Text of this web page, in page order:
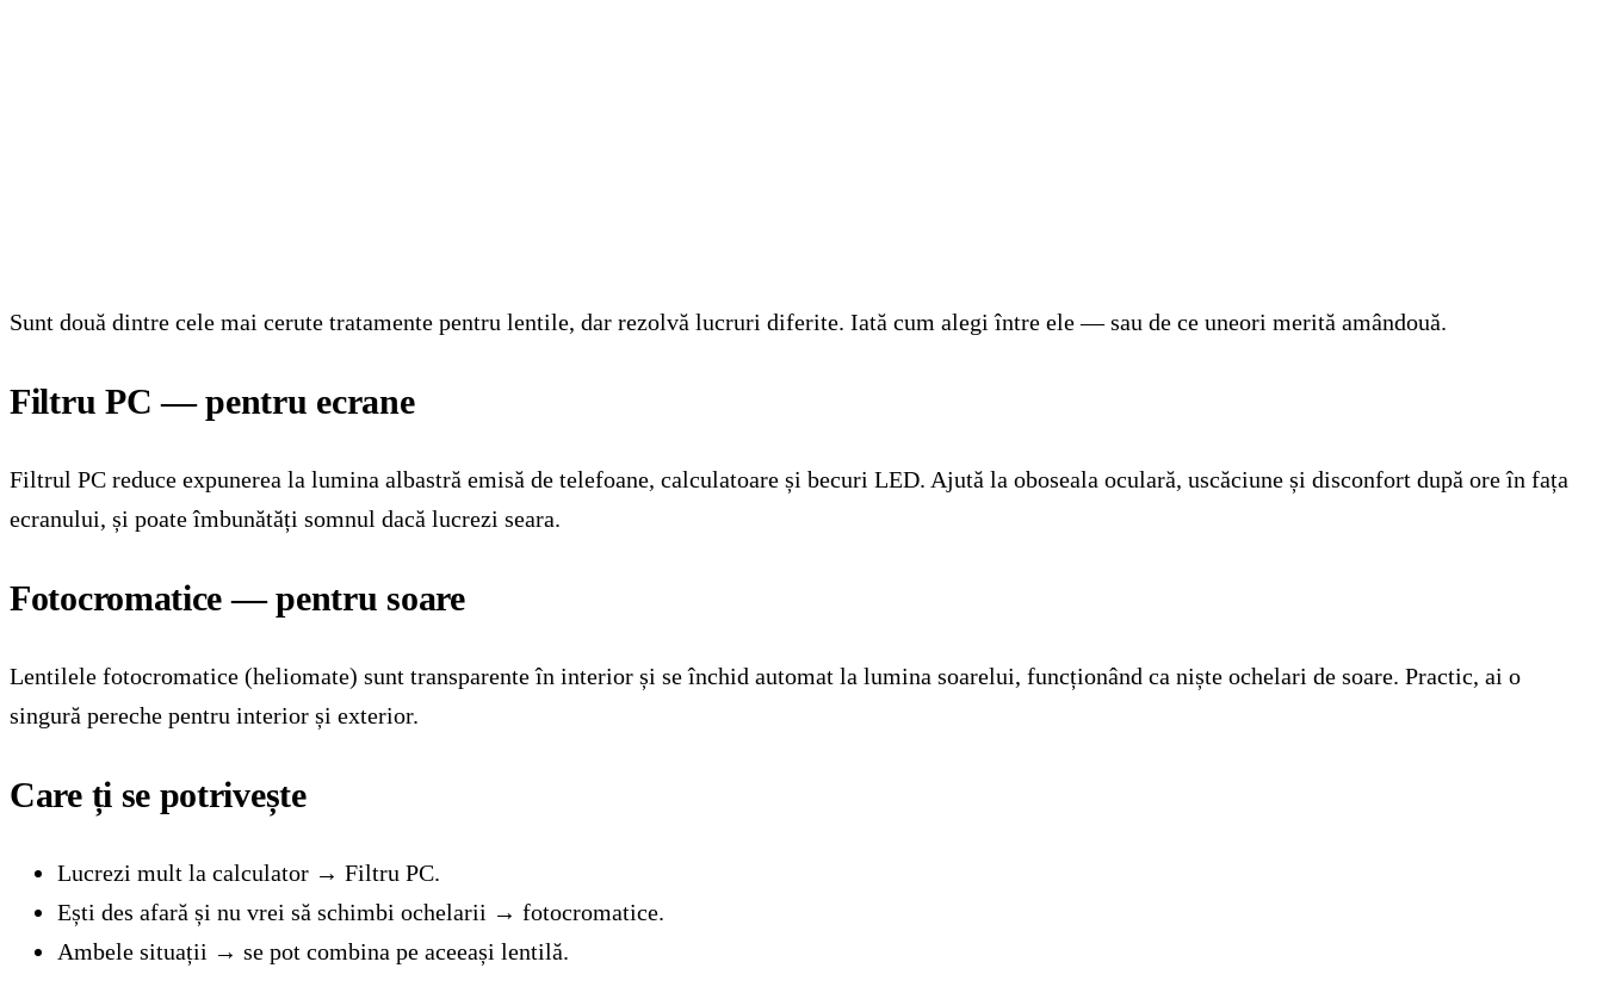
Sunt două dintre cele mai cerute tratamente pentru lentile, dar rezolvă lucruri diferite. Iată cum alegi între ele — sau de ce uneori merită amândouă.
Filtru PC — pentru ecrane
Filtrul PC reduce expunerea la lumina albastră emisă de telefoane, calculatoare și becuri LED. Ajută la oboseala oculară, uscăciune și disconfort după ore în fața
ecranului, și poate îmbunătăți somnul dacă lucrezi seara.
Fotocromatice — pentru soare
Lentilele fotocromatice (heliomate) sunt transparente în interior și se închid automat la lumina soarelui, funcționând ca niște ochelari de soare. Practic, ai o
singură pereche pentru interior și exterior.
Care ți se potrivește
Lucrezi mult la calculator → Filtru PC.
Ești des afară și nu vrei să schimbi ochelarii → fotocromatice.
Ambele situații → se pot combina pe aceeași lentilă.